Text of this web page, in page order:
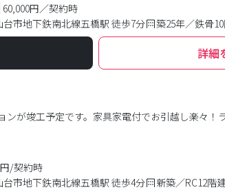
60,000円／契約時
台市地下鉄南北線五橋駅 徒歩7分 築25年／鉄骨
詳細
ンが竣工予定です。家具家電付でお引越し楽々！
円/契約時
台市地下鉄南北線五橋駅 徒歩4分 新築／RC12階